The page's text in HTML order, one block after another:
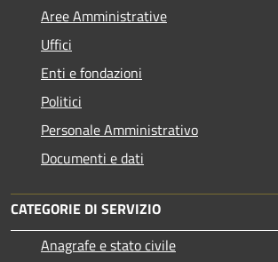
Aree Amministrative
Uffici
Enti e fondazioni
Politici
Personale Amministrativo
Documenti e dati
CATEGORIE DI SERVIZIO
Anagrafe e stato civile